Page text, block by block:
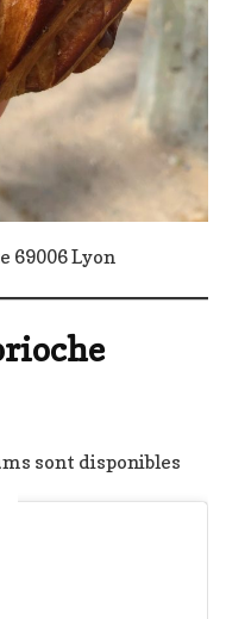
69006 Lyon
sont disponibles